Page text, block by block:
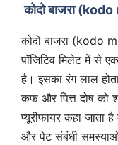
कोदो बाजरा
कोदो बाजरा (kodo
पॉजिटिव मिलेट में से
है। इसका रंग लाल
कफ और पित्त दोष को
प्यूरीफायर कहा जाता
और पेट संबंधी